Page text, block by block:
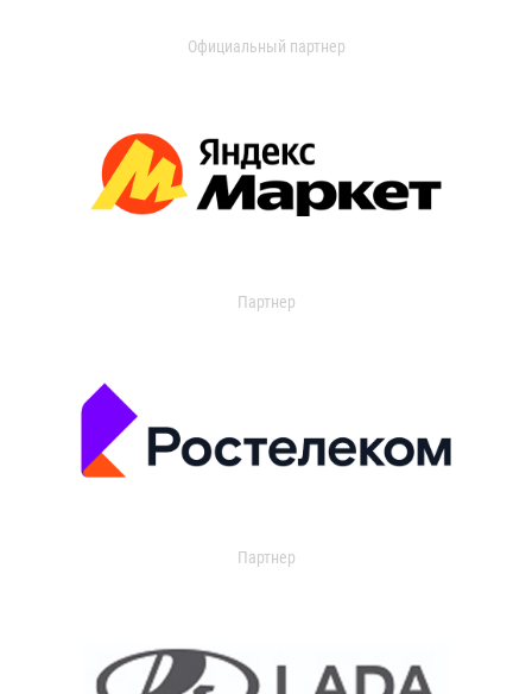
Официальный партнер
Партнер
Партнер